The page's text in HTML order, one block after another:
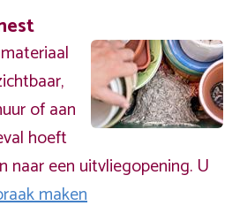
of aan
hoeft
naar een uitvliegopening. U
maken